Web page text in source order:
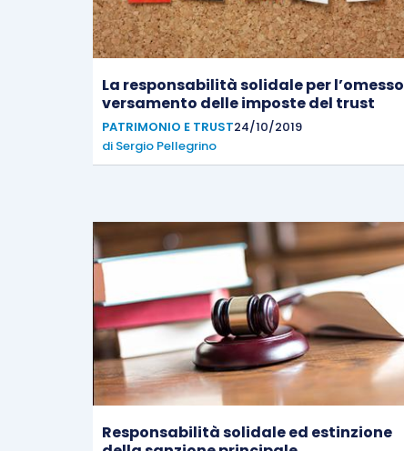
La responsabilità solidale per l’omesso
versamento delle imposte del trust
PATRIMONIO E TRUST24/10/2019
di Sergio Pellegrino
Responsabilità solidale ed estinzione